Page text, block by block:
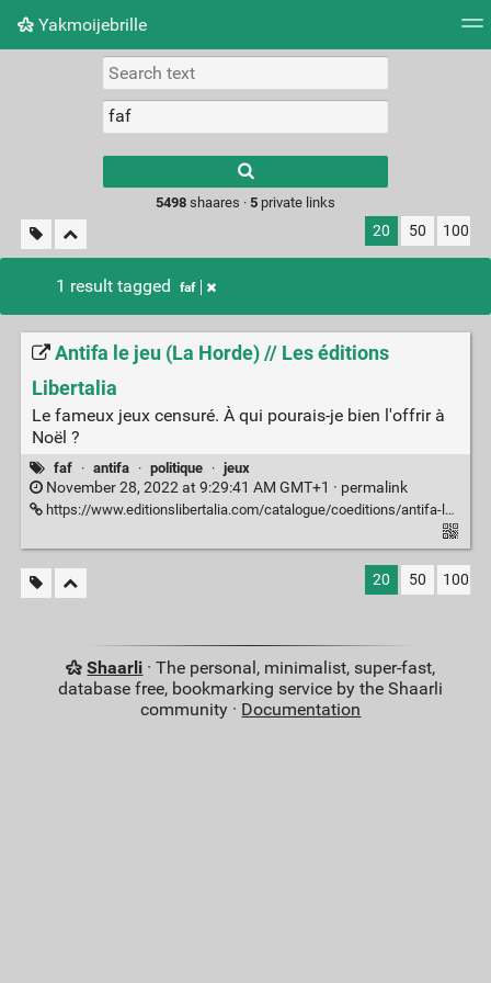
Yakmoijebrille
Picture wall
results.
5498shaares · 5private links
20 50 100
1 result tagged faf
Antifa le jeu (La Horde) // Les éditions
Libertalia
Le fameux jeux censuré. À qui pourais-je bien l'offrir à
Noël ?
faf · antifa · politique · jeux
November 28, 2022 at 9:29:41 AM GMT+1 · permalink
https://www.editionslibertalia.com/catalogue/coeditions/antifa-le-jeu
20 50 100
Shaarli · The personal, minimalist, super-fast,
database free, bookmarking service by the Shaarli
community · Documentation